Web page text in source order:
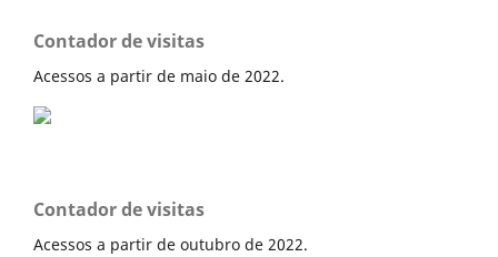
Contador de visitas
Acessos a partir de maio de 2022.
Contador de visitas
Acessos a partir de outubro de 2022.